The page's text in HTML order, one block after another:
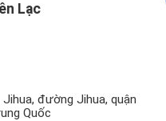
Lạc
đường Jihua, quận
Quốc